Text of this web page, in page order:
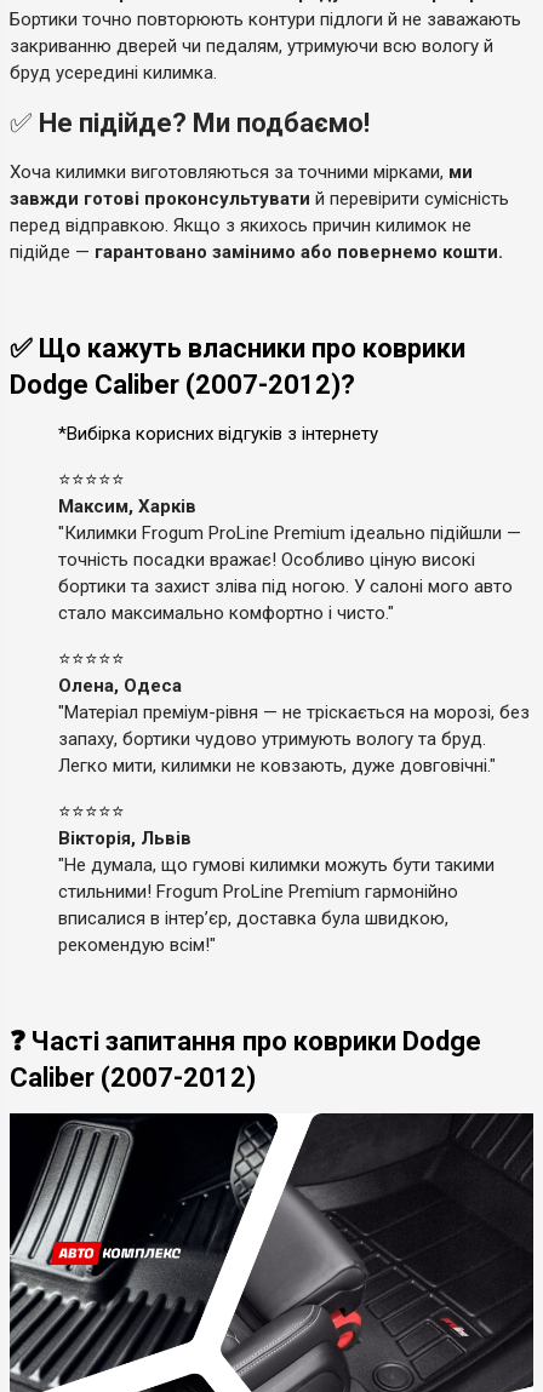
Бортики точно повторюють контури підлоги й не заважають
закриванню дверей чи педалям, утримуючи всю вологу й
бруд усередині килимка.
✅ Не підійде? Ми подбаємо!
Хоча килимки виготовляються за точними мірками, ми
завжди готові проконсультувати й перевірити сумісність
перед відправкою. Якщо з якихось причин килимок не
підійде — гарантовано замінимо або повернемо кошти.
✅ Що кажуть власники про коврики
Dodge Caliber (2007-2012)?
*Вибірка корисних відгуків з інтернету
⭐⭐⭐⭐⭐
Максим, Харків
"Килимки Frogum ProLine Premium ідеально підійшли —
точність посадки вражає! Особливо ціную високі
бортики та захист зліва під ногою. У салоні мого авто
стало максимально комфортно і чисто."
⭐⭐⭐⭐⭐
Олена, Одеса
"Матеріал преміум-рівня — не тріскається на морозі, без
запаху, бортики чудово утримують вологу та бруд.
Легко мити, килимки не ковзають, дуже довговічні."
⭐⭐⭐⭐⭐
Вікторія, Львів
"Не думала, що гумові килимки можуть бути такими
стильними! Frogum ProLine Premium гармонійно
вписалися в інтер’єр, доставка була швидкою,
рекомендую всім!"
❓ Часті запитання про коврики Dodge
Caliber (2007-2012)